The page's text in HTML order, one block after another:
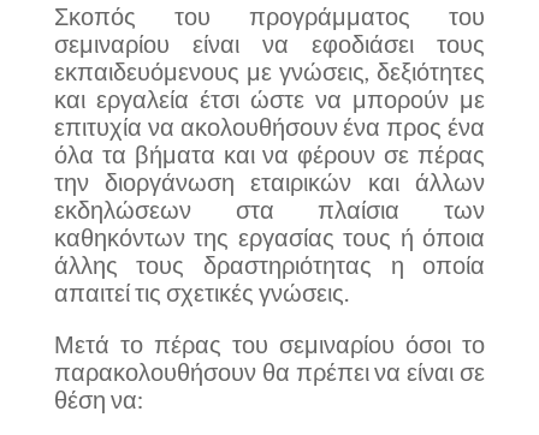
Σκοπός του προγράμματος του
σεμιναρίου είναι να εφοδιάσει τους
εκπαιδευόμενους με γνώσεις, δεξιότητες
και εργαλεία έτσι ώστε να μπορούν με
επιτυχία να ακολουθήσουν ένα προς ένα
όλα τα βήματα και να φέρουν σε πέρας
την διοργάνωση εταιρικών και άλλων
εκδηλώσεων στα πλαίσια των
καθηκόντων της εργασίας τους ή όποια
άλλης τους δραστηριότητας η οποία
απαιτεί τις σχετικές γνώσεις.
Μετά το πέρας του σεμιναρίου όσοι το
παρακολουθήσουν θα πρέπει να είναι σε
θέση να: